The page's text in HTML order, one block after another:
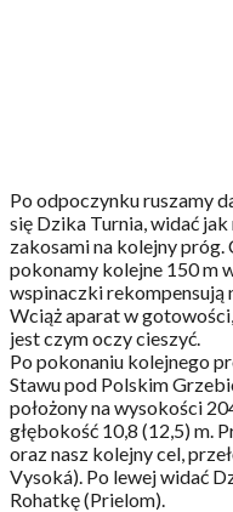
Po odpoczynku ruszamy
się Dzika Turnia, widać
zakosami na kolejny
pokonamy kolejne 150 m
wspinaczki rekompensują
Wciąż aparat w
jest czym oczy cieszyć.
Po pokonaniu kolejnego
Stawu pod Polskim
położony na wysokości
głębokość 10,8 (12,5) m.
oraz nasz kolejny cel,
Vysoká). Po lewej widać
Rohatkę (Prielom).